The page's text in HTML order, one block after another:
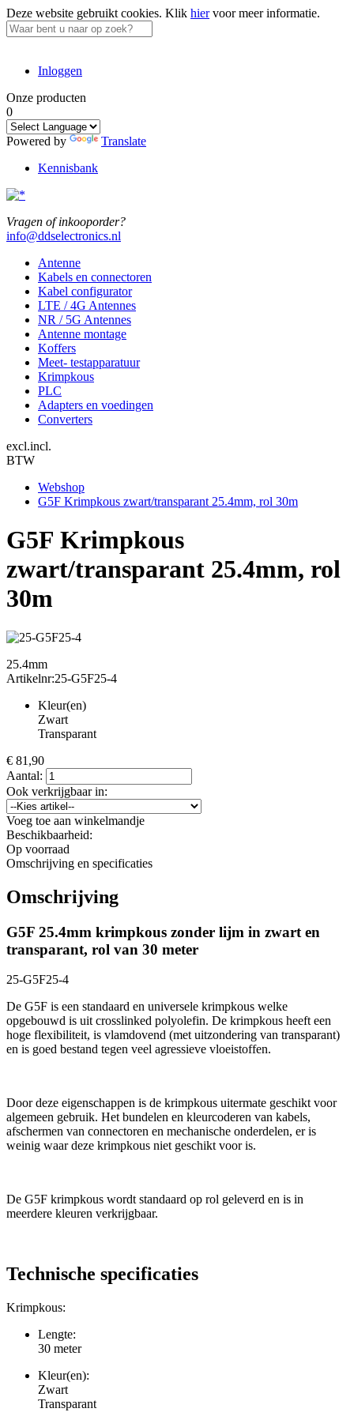
Deze website gebruikt cookies. Klik hiervoor meer informatie.
Inloggen
Onze producten
0
Powered by
Translate
Kennisbank
Vragen of inkooporder?
info@ddselectronics.nl
Antenne
Kabels en connectoren
Kabel configurator
LTE / 4G Antennes
NR / 5G Antennes
Antenne montage
Koffers
Meet- testapparatuur
Krimpkous
PLC
Adapters en voedingen
Converters
excl.incl.
BTW
Webshop
G5F Krimpkous zwart/transparant 25.4mm, rol 30m
G5F Krimpkous
zwart/transparant 25.4mm, rol
30m
25.4mm
Artikelnr:25-G5F25-4
Kleur(en)
Zwart
Transparant
€ 81,90
Aantal:
Ook verkrijgbaar in:
Voeg toe aan winkelmandje
Beschikbaarheid:
Op voorraad
Omschrijving en specificaties
Omschrijving
G5F 25.4mm krimpkous zonder lijm in zwart en
transparant, rol van 30 meter
25-G5F25-4
De G5F is een standaard en universele krimpkous welke
opgebouwd is uit crosslinked polyolefin. De krimpkous heeft een
hoge flexibiliteit, is vlamdovend (met uitzondering van transparant)
en is goed bestand tegen veel agressieve vloeistoffen.
Door deze eigenschappen is de krimpkous uitermate geschikt voor
algemeen gebruik. Het bundelen en kleurcoderen van kabels,
afschermen van connectoren en mechanische onderdelen, er is
weinig waar deze krimpkous niet geschikt voor is.
De G5F krimpkous wordt standaard op rol geleverd en is in
meerdere kleuren verkrijgbaar.
Technische specificaties
Krimpkous:
Lengte:
30 meter
Kleur(en):
Zwart
Transparant